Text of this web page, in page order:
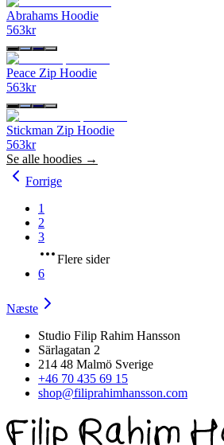
Abrahams Hoodie
563kr
Peace Zip Hoodie
563kr
Stickman Zip Hoodie
563kr
Se alle hoodies →
Forrige
1
2
3
Flere sider
6
Næste
Studio Filip Rahim Hansson
Särlagatan 2
214 48 Malmö Sverige
+46 70 435 69 15
shop@filiprahimhansson.com